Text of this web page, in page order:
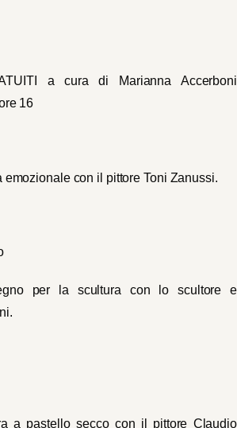
a cura di Marianna Accerboni
16
emozionale con il pittore Toni Zanussi.
per la scultura con lo scultore e
a pastello secco con il pittore Claudio